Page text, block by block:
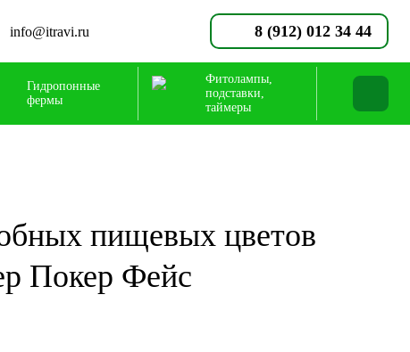
info@itravi.ru 8 (912) 012 34 44
Гидропонные
фермы
Фитолампы,
подставки,
таймеры
пищевых цветов
Покер Фейс